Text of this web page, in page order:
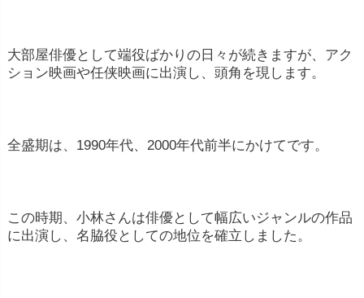
大部屋俳優として端役ばかりの日々が続きますが、アク
ション映画や任侠映画に出演し、頭角を現します。
全盛期は、1990年代、2000年代前半にかけてです。
この時期、小林さんは俳優として幅広いジャンルの作品
に出演し、名脇役としての地位を確立しました。